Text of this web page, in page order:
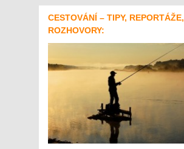
CESTOVÁNÍ – TIPY, REPORTÁŽE,
ROZHOVORY: